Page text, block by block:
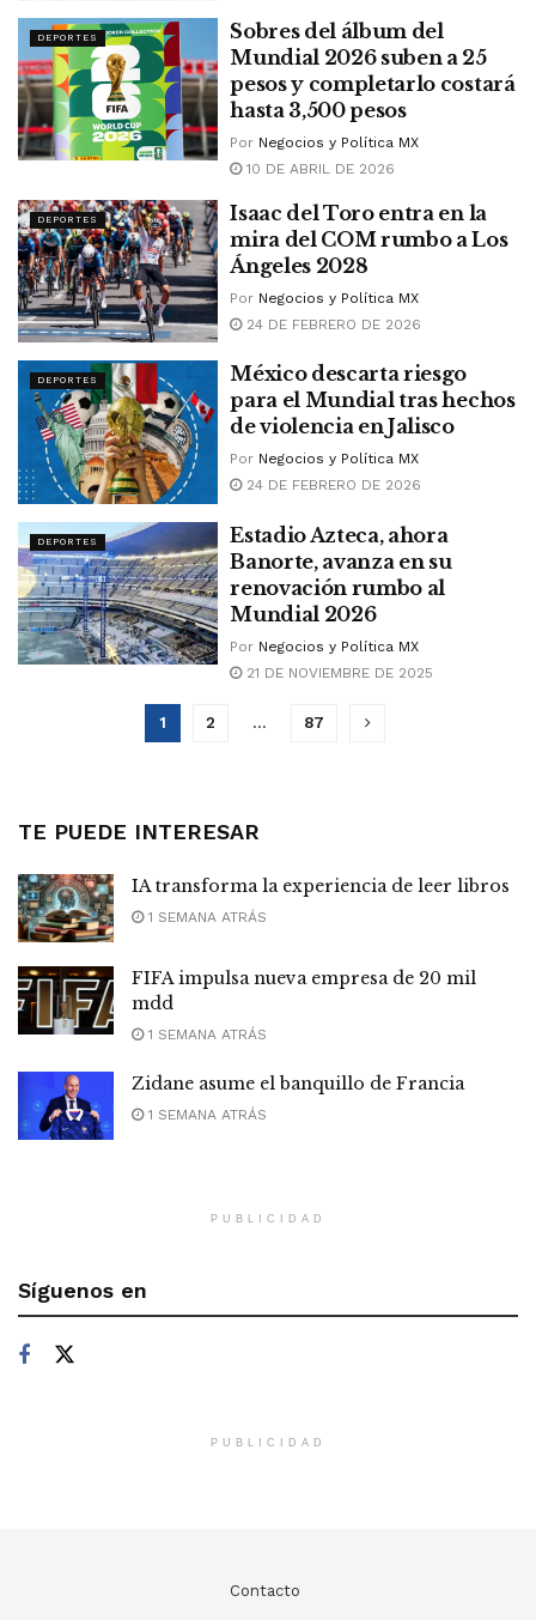
DEPORTES
Sobres del álbum del
Mundial 2026 suben a 25
pesos y completarlo costará
hasta 3,500 pesos
Por Negocios y Política MX
10 DE ABRIL DE 2026
DEPORTES
Isaac del Toro entra en la
mira del COM rumbo a Los
Ángeles 2028
Por Negocios y Política MX
24 DE FEBRERO DE 2026
DEPORTES
México descarta riesgo
para el Mundial tras hechos
de violencia en Jalisco
Por Negocios y Política MX
24 DE FEBRERO DE 2026
DEPORTES
Estadio Azteca, ahora
Banorte, avanza en su
renovación rumbo al
Mundial 2026
Por Negocios y Política MX
21 DE NOVIEMBRE DE 2025
1 2 … 87
TE PUEDE INTERESAR
IA transforma la experiencia de leer libros
1 SEMANA ATRÁS
FIFA impulsa nueva empresa de 20 mil
mdd
1 SEMANA ATRÁS
Zidane asume el banquillo de Francia
1 SEMANA ATRÁS
PUBLICIDAD
Síguenos en
PUBLICIDAD
Contacto